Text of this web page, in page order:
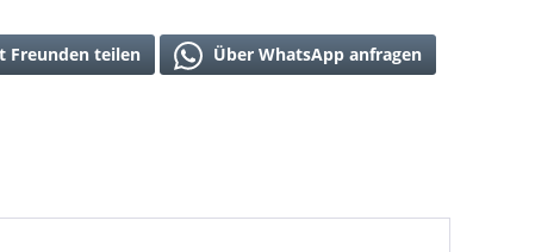
Freunden teilen Über WhatsApp anfragen